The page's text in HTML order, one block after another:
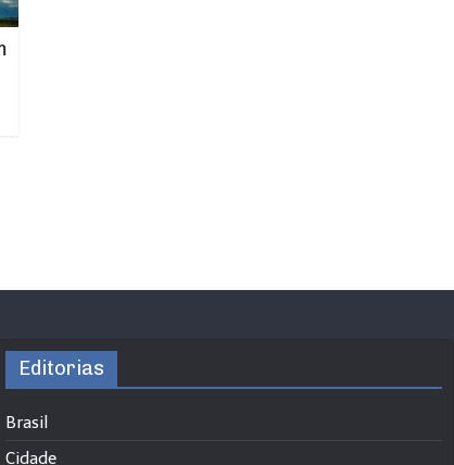
Editorias
Brasil
Cidade